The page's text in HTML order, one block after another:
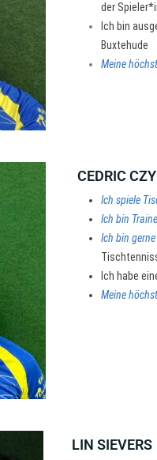
der
Ich bin
Buxtehude
Meine
CEDRIC
Ich spiele
Ich bin
Ich bin
Ich habe
Meine
LIN SIEVERS